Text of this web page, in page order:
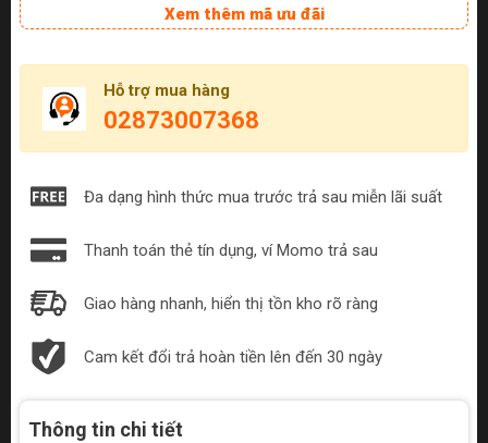
Xem thêm mã ưu đãi
Hỗ trợ mua hàng
02873007368
Đa dạng hình thức mua trước trả sau miễn lãi suất
Thanh toán thẻ tín dụng, ví Momo trả sau
Giao hàng nhanh, hiển thị tồn kho rõ ràng
Cam kết đổi trả hoàn tiền lên đến 30 ngày
Thông tin chi tiết